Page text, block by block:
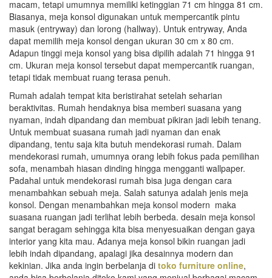
macam, tetapi umumnya memiliki ketinggian 71 cm hingga 81 cm.
Biasanya, meja konsol digunakan untuk mempercantik pintu
masuk (entryway) dan lorong (hallway). Untuk entryway, Anda
dapat memilih meja konsol dengan ukuran 30 cm x 80 cm.
Adapun tinggi meja konsol yang bisa dipilih adalah 71 hingga 91
cm. Ukuran meja konsol tersebut dapat mempercantik ruangan,
tetapi tidak membuat ruang terasa penuh.
Rumah adalah tempat kita beristirahat setelah seharian
beraktivitas. Rumah hendaknya bisa memberi suasana yang
nyaman, indah dipandang dan membuat pikiran jadi lebih tenang.
Untuk membuat suasana rumah jadi nyaman dan enak
dipandang, tentu saja kita butuh mendekorasi rumah. Dalam
mendekorasi rumah, umumnya orang lebih fokus pada pemilihan
sofa, menambah hiasan dinding hingga mengganti wallpaper.
Padahal untuk mendekorasi rumah bisa juga dengan cara
menambahkan sebuah meja. Salah satunya adalah jenis meja
konsol. Dengan menambahkan meja konsol modern maka
suasana ruangan jadi terlihat lebih berbeda. desain meja konsol
sangat beragam sehingga kita bisa menyesuaikan dengan gaya
interior yang kita mau. Adanya meja konsol bikin ruangan jadi
lebih indah dipandang, apalagi jika desainnya modern dan
kekinian. Jika anda ingin berbelanja di toko furniture online,